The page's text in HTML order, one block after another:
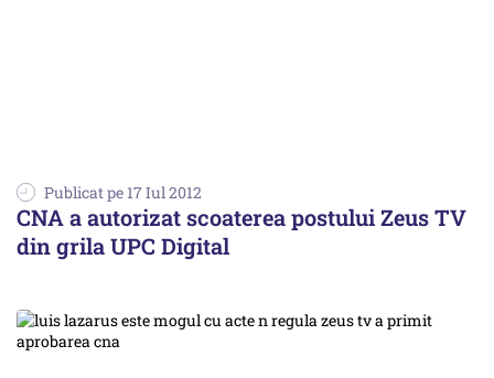
Publicat pe 17 Iul 2012
CNA a autorizat scoaterea postului Zeus TV
din grila UPC Digital